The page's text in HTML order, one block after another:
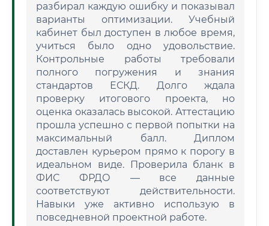
разбирал каждую ошибку и показывал
варианты оптимизации. Учебный
кабинет был доступен в любое время,
учиться было одно удовольствие.
Контрольные работы требовали
полного погружения и знания
стандартов ЕСКД. Долго ждала
проверку итогового проекта, но
оценка оказалась высокой. Аттестацию
прошла успешно с первой попытки на
максимальный балл. Диплом
доставлен курьером прямо к порогу в
идеальном виде. Проверила бланк в
ФИС ФРДО — все данные
соответствуют действительности.
Навыки уже активно использую в
повседневной проектной работе.